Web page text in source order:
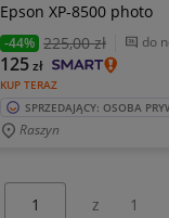
Epson XP-8500 photo
-44% 225,00 zł do
KUP TERAZ
125zł
SPRZEDAJĄCY: OSOBA
Raszyn
z 1